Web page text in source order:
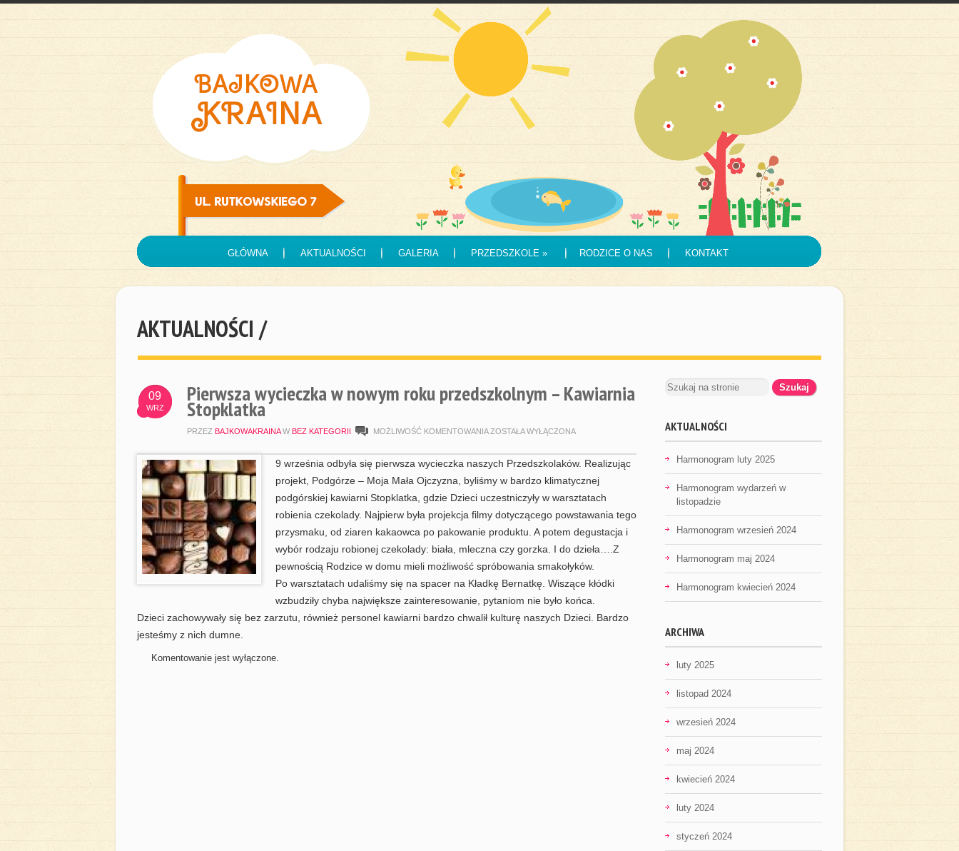
GŁÓWNA AKTUALNOŚCI GALERIA PRZEDSZKOLE» RODZICE O NAS KONTAKT
AKTUALNOŚCI /
09
WRZ
Pierwsza wycieczka w nowym roku przedszkolnym – Kawiarnia
Stopklatka
PRZEZ BAJKOWAKRAINA W BEZ KATEGORII MOŻLIWOŚĆ KOMENTOWANIA PIERWSZA
W
ROKU
PRZEDSZKOLNYM
–
KAWIARNIA
STOPKLATKA
ZOSTAŁA WYŁĄCZONA
9 września odbyła się pierwsza wycieczka naszych Przedszkolaków. Realizując
projekt, Podgórze – Moja Mała Ojczyzna, byliśmy w bardzo klimatycznej
podgórskiej kawiarni Stopklatka, gdzie Dzieci uczestniczyły w warsztatach
robienia czekolady. Najpierw była projekcja filmy dotyczącego powstawania tego
przysmaku, od ziaren kakaowca po pakowanie produktu. A potem degustacja i
wybór rodzaju robionej czekolady: biała, mleczna czy gorzka. I do dzieła….Z
pewnością Rodzice w domu mieli możliwość spróbowania smakołyków.
Po warsztatach udaliśmy się na spacer na Kładkę Bernatkę. Wiszące kłódki
wzbudziły chyba największe zainteresowanie, pytaniom nie było końca.
Dzieci zachowywały się bez zarzutu, również personel kawiarni bardzo chwalił kulturę naszych Dzieci. Bardzo
jesteśmy z nich dumne.
Komentowanie jest wyłączone.
AKTUALNOŚCI
Harmonogram luty 2025
Harmonogram wydarzeń w
listopadzie
Harmonogram wrzesień 2024
Harmonogram maj 2024
Harmonogram kwiecień 2024
ARCHIWA
luty 2025
listopad 2024
wrzesień 2024
maj 2024
kwiecień 2024
luty 2024
styczeń 2024